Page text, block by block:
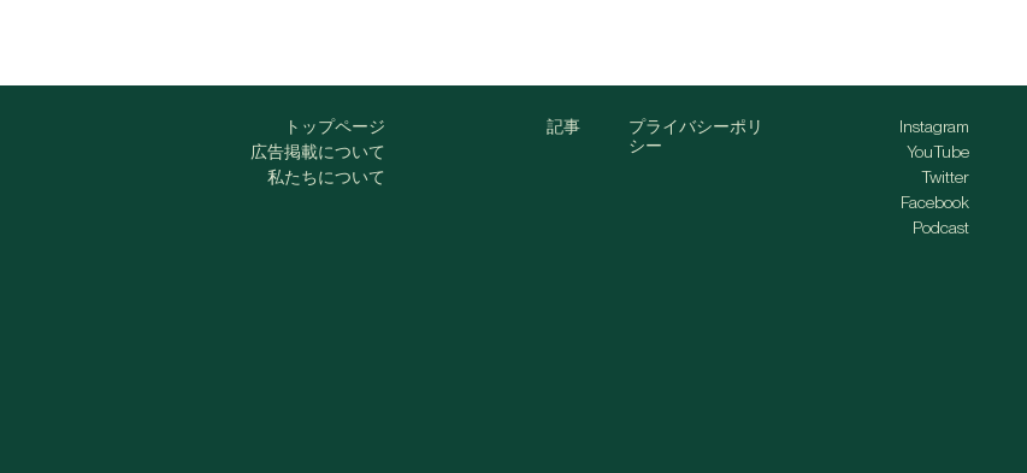
トップページ
広告掲載について
私たちについて
記事
プライバシーポリ
シー
Instagram
YouTube
Twitter
Facebook
Podcast